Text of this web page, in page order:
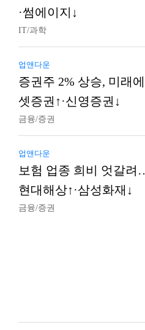
·썸에이지↓
IT/과학
업앤다운
증권주 2% 상승, 미래에
셋증권↑·신영증권↓
금융/증권
업앤다운
보험 업종 희비 엇갈려
현대해상↑·삼성화재↓
금융/증권